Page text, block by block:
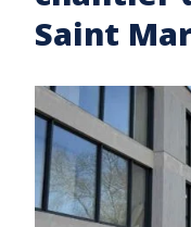
Saint